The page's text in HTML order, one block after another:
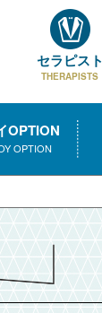
セラピスト
THERAPISTS
OPTION
OPTION